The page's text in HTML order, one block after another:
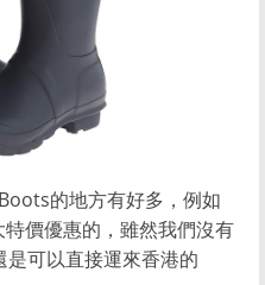
的地方有好多，例如
價優惠的，雖然我們沒有
可以直接運來香港的